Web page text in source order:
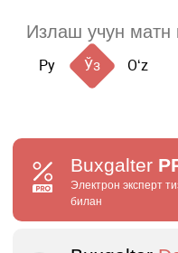
Ру Ўз Oʻz
Buxgalter
Электрон эксперт
билан